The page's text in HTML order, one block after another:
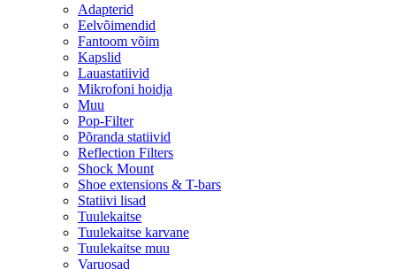
Adapterid
Eelvõimendid
Fantoom võim
Kapslid
Lauastatiivid
Mikrofoni hoidja
Muu
Pop-Filter
Põranda statiivid
Reflection Filters
Shock Mount
Shoe extensions & T-bars
Statiivi lisad
Tuulekaitse
Tuulekaitse karvane
Tuulekaitse muu
Varuosad